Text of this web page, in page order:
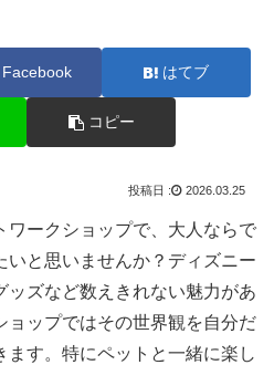
Facebook はてブ
コピー
2026.03.25
ワークショップで、大人ならで
いと思いませんか？ディズニー
ッズなど数えきれない魅力があ
ョップではその世界観を自分だ
ます。特にペットと一緒に楽し